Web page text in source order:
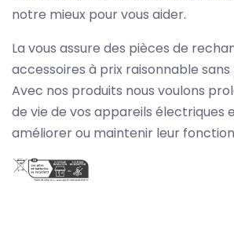
notre mieux pour vous aider.
La vous assure des pièces de
accessoires à prix raisonnable
Avec nos produits nous voulons
de vie de vos appareils électriques
améliorer ou maintenir leur